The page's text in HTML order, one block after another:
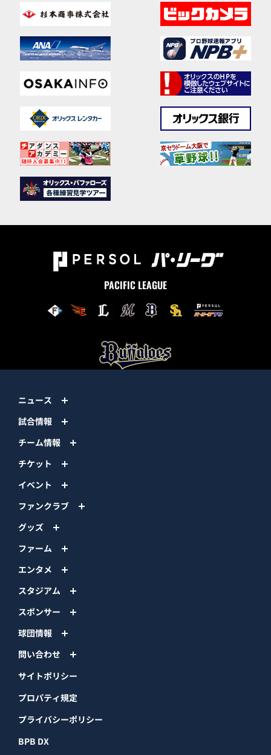
PACIFIC LEAGUE
ニュース
試合情報
チーム情報
チケット
イベント
ファンクラブ
グッズ
ファーム
エンタメ
スタジアム
スポンサー
球団情報
問い合わせ
サイトポリシー
プロパティ規定
プライバシーポリシー
BPB DX